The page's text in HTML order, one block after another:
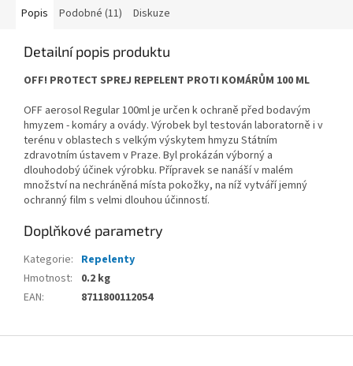
Popis Podobné (11) Diskuze
Detailní popis produktu
OFF! PROTECT SPREJ REPELENT PROTI KOMÁRŮM 100 ML
OFF aerosol Regular 100ml je určen k ochraně před bodavým
hmyzem - komáry a ovády. Výrobek byl testován laboratorně i v
terénu v oblastech s velkým výskytem hmyzu Státním
zdravotním ústavem v Praze. Byl prokázán výborný a
dlouhodobý účinek výrobku. Přípravek se nanáší v malém
množství na nechráněná místa pokožky, na níž vytváří jemný
ochranný film s velmi dlouhou účinností.
Doplňkové parametry
Kategorie: Repelenty
Hmotnost:
0.2 kg
EAN: 8711800112054